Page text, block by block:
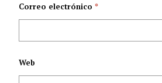
Correo electrónico*
Web